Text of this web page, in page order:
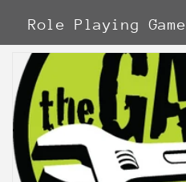
Role Playing Game